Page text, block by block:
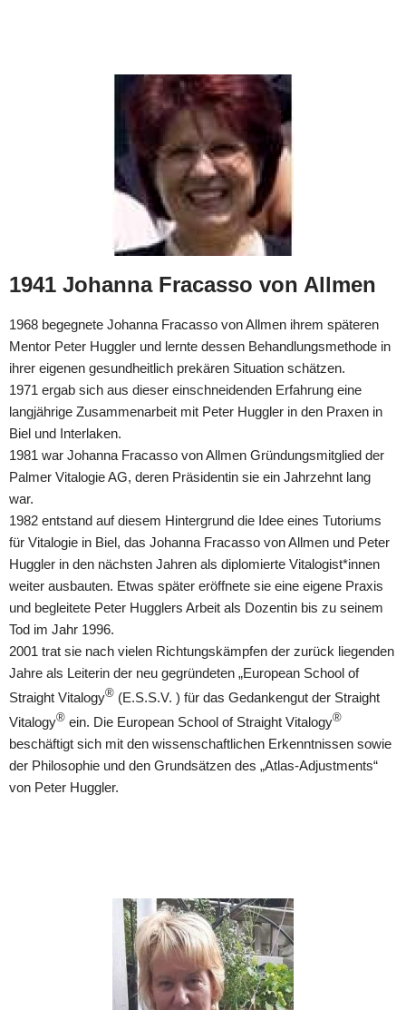
1941 Johanna Fracasso von Allmen
1968 begegnete Johanna Fracasso von Allmen ihrem späteren
Mentor Peter Huggler und lernte dessen Behandlungsmethode in
ihrer eigenen gesundheitlich prekären Situation schätzen.
1971 ergab sich aus dieser einschneidenden Erfahrung eine
langjährige Zusammenarbeit mit Peter Huggler in den Praxen in
Biel und Interlaken.
1981 war Johanna Fracasso von Allmen Gründungsmitglied der
Palmer Vitalogie AG, deren Präsidentin sie ein Jahrzehnt lang
war.
1982 entstand auf diesem Hintergrund die Idee eines Tutoriums
für Vitalogie in Biel, das Johanna Fracasso von Allmen und Peter
Huggler in den nächsten Jahren als diplomierte Vitalogist*innen
weiter ausbauten. Etwas später eröffnete sie eine eigene Praxis
und begleitete Peter Hugglers Arbeit als Dozentin bis zu seinem
Tod im Jahr 1996.
2001 trat sie nach vielen Richtungskämpfen der zurück liegenden
Jahre als Leiterin der neu gegründeten „European School of
Straight Vitalogy® (E.S.S.V. ) für das Gedankengut der Straight
Vitalogy® ein. Die European School of Straight Vitalogy®
beschäftigt sich mit den wissenschaftlichen Erkenntnissen sowie
der Philosophie und den Grundsätzen des „Atlas-Adjustments“
von Peter Huggler.